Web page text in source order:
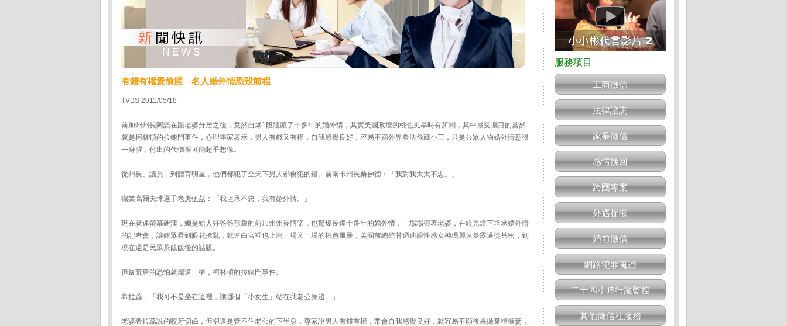
有錢有權愛偷腥 名人婚外情恐毀前程
TVBS 2011/05/18
前加州州長阿諾在跟老婆分居之後，竟然自爆1段隱藏了十多年的婚外情，其實美國政壇的桃色風暴時有所聞，其中最受矚目的當然
就是柯林頓的拉鍊門事件，心理學家表示，男人有錢又有權，自我感覺良好，容易不顧外界看法偷藏小三，只是公眾人物婚外情惹得
一身腥，付出的代價很可能超乎想像。
從州長、議員，到體育明星，他們都犯了全天下男人都會犯的錯。前南卡州長桑佛德：「我對我太太不忠。」
職業高爾夫球選手老虎伍茲：「我坦承不忠，我有婚外情。」
現在就連螢幕硬漢，總是給人好爸爸形象的前加州州長阿諾，也驚爆長達十多年的婚外情，一場場帶著老婆，在鎂光燈下坦承婚外情
的記者會，讓觀眾看到眼花撩亂，就連白宮裡也上演一場又一場的桃色風暴，美國前總統甘迺迪跟性感女神瑪麗蓮夢露過從甚密，到
現在還是民眾茶餘飯後的話題。
但最荒唐的恐怕就屬這一樁，柯林頓的拉鍊門事件。
希拉蕊：「我可不是坐在這裡，讓哪個「小女生」站在我老公身邊。」
老婆希拉蕊說的咬牙切齒，但卻還是管不住老公的下半身，專家說男人有錢有權，常會自我感覺良好，就容易不顧後果拋棄糟糠妻，
工商徵信
法律諮詢
家暴徵信
感情挽回
跨國專案
外遇捉猴
婚前徵信
網路犯罪蒐證
二十四小時行蹤監控
其他徵信社服務